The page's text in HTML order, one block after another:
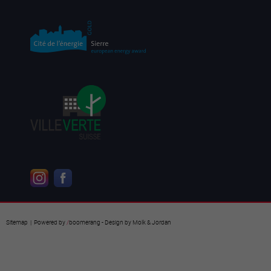
Sitemap | Powered by /boomerang - Design by Molk & Jordan